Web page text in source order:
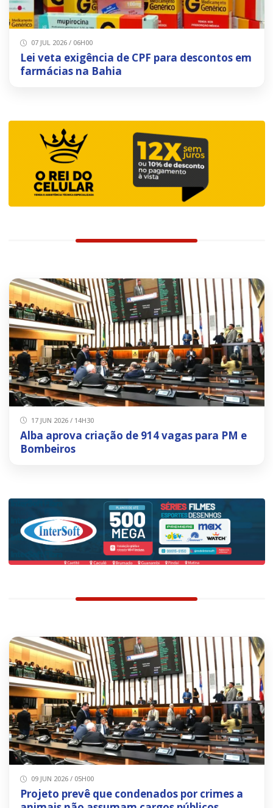
07 JUL 2026 / 06H00
Lei veta exigência de CPF para descontos em
farmácias na Bahia
17 JUN 2026 / 14H30
Alba aprova criação de 914 vagas para PM e
Bombeiros
09 JUN 2026 / 05H00
Projeto prevê que condenados por crimes a